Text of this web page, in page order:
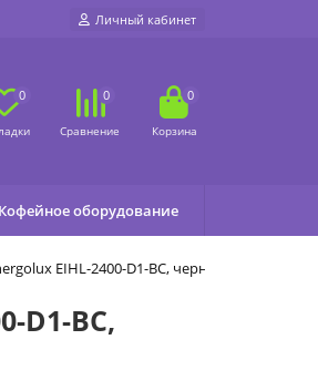
Личный кабинет
0 0 0
Кофейное оборудование
EIHL-2400-D1-BC, черный
D1-BC,